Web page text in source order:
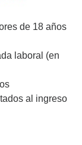
de 18 años
laboral (en
al ingreso